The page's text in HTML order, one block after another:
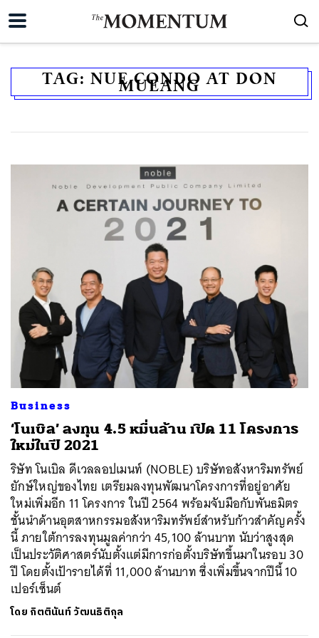
TAG: NUE CONDO AT DON
MUEANG
Business
‘โนเบิล’ ลงทุน 4.5 หมื่นล้าน เปิด 11 โครงการ
ใหม่ในปี 2021
ริษัท โนเบิล ดีเวลลอปเมนท์ (NOBLE) บริษัทอสังหาริมทรัพย์
ยักษ์ใหญ่ของไทย เตรียมลงทุนพัฒนาโครงการที่อยู่อาศัย
ใหม่เพิ่มอีก 11 โครงการ ในปี 2564 พร้อมจับมือกับพันธมิตร
ชั้นนำด้านอุตสาหกรรมอสังหาริมทรัพย์สำหรับก้าวสำคัญครั้ง
นี้ ภายใต้การลงทุนมูลค่ากว่า 45,100 ล้านบาท นับว่าสูงสุด
เป็นประวัติศาสตร์นับตั้งแต่มีการก่อตั้งบริษัทขึ้นมาในรอบ 30
ปี โดยตั้งเป้ารายได้ที่ 11,000 ล้านบาท ซึ่งเพิ่มขึ้นจากปีนี้ 10
เปอร์เซ็นต์
โดย กิตตินันท์ วัฒนธิติกุล
ค้นหา